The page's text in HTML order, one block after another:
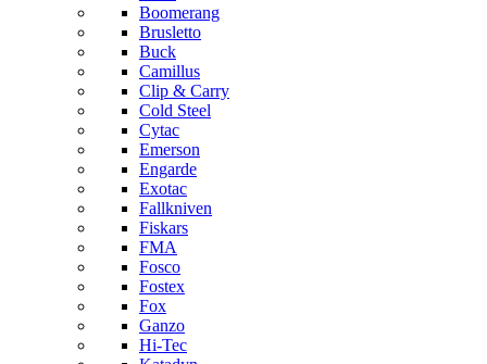
Boomerang
Brusletto
Buck
Camillus
Clip & Carry
Cold Steel
Cytac
Emerson
Engarde
Exotac
Fallkniven
Fiskars
FMA
Fosco
Fostex
Fox
Ganzo
Hi-Tec